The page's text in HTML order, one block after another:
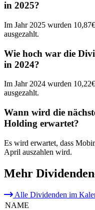
in 2025?
Im Jahr 2025 wurden
ausgezahlt.
Wie hoch war die
in 2024?
Im Jahr 2024 wurden
ausgezahlt.
Wann wird die
Holding erwartet?
Es wird erwartet, dass
April auszahlen wird.
Mehr
Alle Dividenden im
NAME